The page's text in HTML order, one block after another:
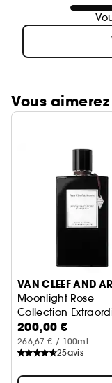
Vous
Ignorer le
VAN CLEEF AND
Moonlight Rose
Collection
200,00 €
266,67 € / 100ml
25avis